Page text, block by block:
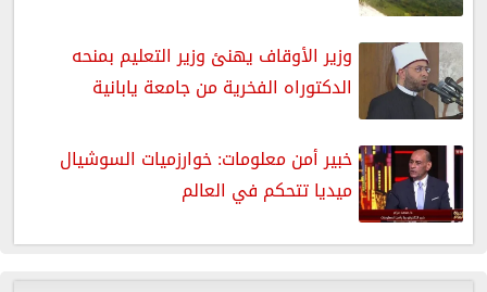
وزير الأوقاف يهنئ وزير التعليم بمنحه
الدكتوراه الفخرية من جامعة يابانية
خبير أمن معلومات: خوارزميات السوشيال
ميديا تتحكم في العالم